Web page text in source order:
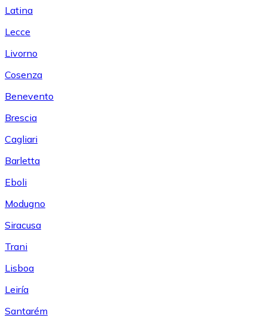
Latina
Lecce
Livorno
Cosenza
Benevento
Brescia
Cagliari
Barletta
Eboli
Modugno
Siracusa
Trani
Lisboa
Leiría
Santarém